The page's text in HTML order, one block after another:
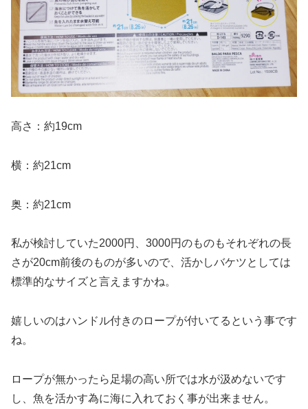
高さ：約19cm
横：約21cm
奥：約21cm
私が検討していた2000円、3000円のものもそれぞれの長
さが20cm前後のものが多いので、活かしバケツとしては
標準的なサイズと言えますかね。
嬉しいのはハンドル付きのロープが付いてるという事です
ね。
ロープが無かったら足場の高い所では水が汲めないです
し、魚を活かす為に海に入れておく事が出来ません。